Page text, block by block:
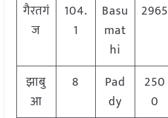
गैरतगं
ज
104.
1
Basu
mat
hi
2965
झाबु
आ
8
Pad
dy
250
0